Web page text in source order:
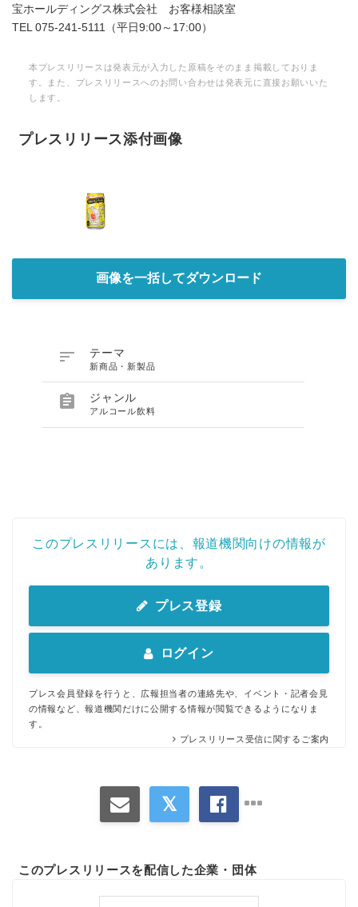
宝ホールディングス株式会社 お客様相談室
TEL 075-241-5111（平日9:00～17:00）
本プレスリリースは発表元が入力した原稿をそのまま掲載しておりま
す。また、プレスリリースへのお問い合わせは発表元に直接お願いいた
します。
プレスリリース添付画像
画像を一括してダウンロード
 テーマ
新商品・新製品
 ジャンル
アルコール飲料
このプレスリリースには、報道機関向けの情報が
あります。
プレス登録
ログイン
プレス会員登録を行うと、広報担当者の連絡先や、イベント・記者会見
の情報など、報道機関だけに公開する情報が閲覧できるようになりま
す。
プレスリリース受信に関するご案内
このプレスリリースを配信した企業・団体